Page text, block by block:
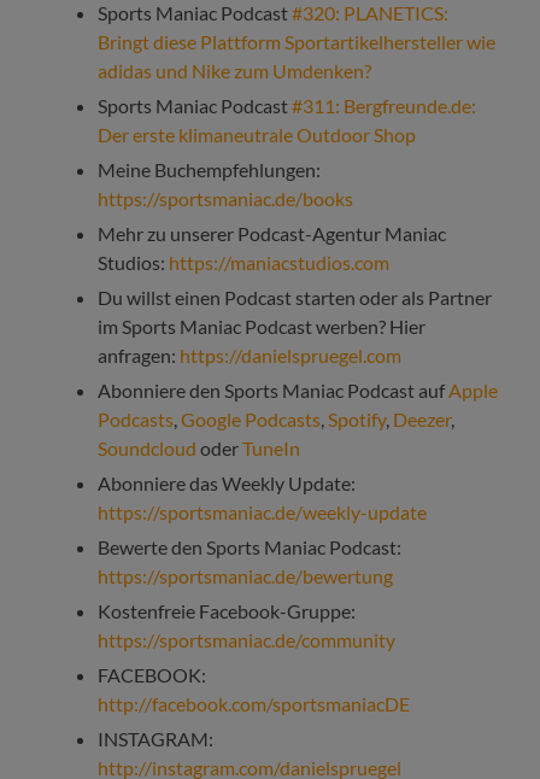
Sports Maniac Podcast#320: PLANETICS:
Bringt diese Plattform Sportartikelhersteller wie
adidas und Nike zum Umdenken?
Sports Maniac Podcast#311: Bergfreunde.de:
Der erste klimaneutrale Outdoor Shop
Meine Buchempfehlungen:
https://sportsmaniac.de/books
Mehr zu unserer Podcast-Agentur Maniac
Studios: https://maniacstudios.com
Du willst einen Podcast starten oder als Partner
im Sports Maniac Podcast werben? Hier
anfragen: https://danielspruegel.com
Abonniere den Sports Maniac Podcast auf Apple
Podcasts ,Google Podcasts Spotify, Deezer,
Soundcloud oderTuneIn
Abonniere das Weekly Update:
https://sportsmaniac.de/weekly-update
Bewerte den Sports Maniac Podcast:
https://sportsmaniac.de/bewertung
Kostenfreie Facebook-Gruppe:
https://sportsmaniac.de/community
FACEBOOK:
http://facebook.com/sportsmaniacDE
INSTAGRAM:
http://instagram.com/danielspruegel